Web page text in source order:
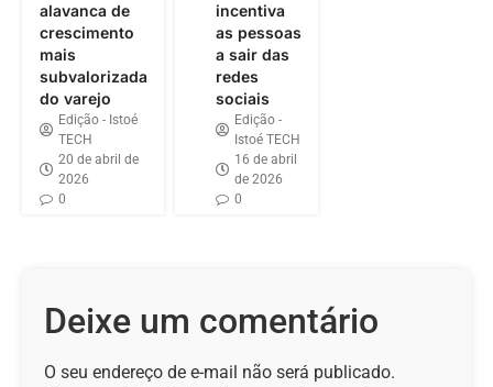
alavanca de
crescimento
mais
subvalorizada
do varejo
Edição - Istoé
TECH
20 de abril de
2026
0
incentiva
as pessoas
a sair das
redes
sociais
Edição -
Istoé TECH
16 de abril
de 2026
0
Deixe um comentário
O seu endereço de e-mail não será publicado.